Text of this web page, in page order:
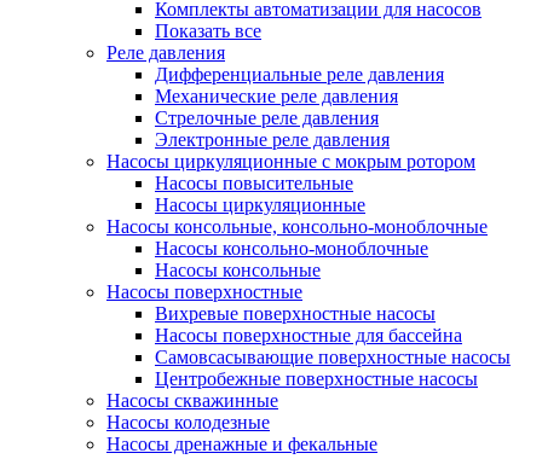
Комплекты автоматизации для насосов
Показать все
Реле давления
Дифференциальные реле давления
Механические реле давления
Стрелочные реле давления
Электронные реле давления
Насосы циркуляционные с мокрым ротором
Насосы повысительные
Насосы циркуляционные
Насосы консольные, консольно-моноблочные
Насосы консольно-моноблочные
Насосы консольные
Насосы поверхностные
Вихревые поверхностные насосы
Насосы поверхностные для бассейна
Самовсасывающие поверхностные насосы
Центробежные поверхностные насосы
Насосы скважинные
Насосы колодезные
Насосы дренажные и фекальные